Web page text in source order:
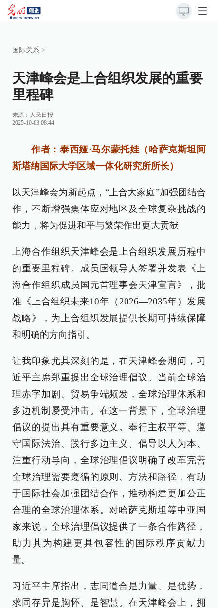
国际关系 >
天津峰会是上合组织发展的重要
里程碑
来源： 人民日报
2025-10-03 08:44
作者：泰西娅·马尔蒙托娃（哈萨克斯坦阿
斯塔纳国际大学区域一体化研究所所长）
以天津峰会为新起点，“上合大家庭”加强团结合
作，不断增强集体应对地区及全球复杂挑战的
能力，将为促进和平与繁荣作出更大贡献
上海合作组织天津峰会是上合组织发展历程中
的重要里程碑。成员国领导人签署并发表《上
海合作组织成员国元首理事会天津宣言》，批
准《上合组织未来10年（2026—2035年）发展
战略》，为上合组织发展提供长期可持续保障
和明确的方向指引。
让我印象尤其深刻的是，在天津峰会期间，习
近平主席郑重提出全球治理倡议。当前全球治
理赤字加剧、贸易争端频发，全球治理体系和
多边机制屡受冲击。在这一背景下，全球治理
倡议的提出具有重要意义。奉行主权平等、遵
守国际法治、践行多边主义、倡导以人为本、
注重行动导向，全球治理倡议明确了改革完善
全球治理需要遵循的原则、方法和路径，有助
于国际社会加强团结合作，推动构建更加公正
合理的全球治理体系。对哈萨克斯坦等中亚国
家来说，全球治理倡议提供了一条合作路径，
助力其为构建更具包容性的国际秩序贡献力
量。
习近平主席指出，志同道合是力量、是优势，
求同存异是胸怀、是智慧。在天津峰会上，拥